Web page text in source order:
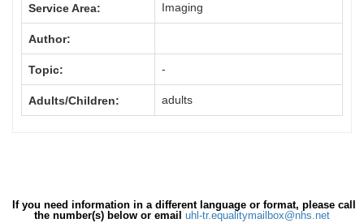
Service Area: Imaging
Author:
Topic: -
Adults/Children: adults
If you need information in a different language or format, please call
the number(s) below or email uhl-tr.equalitymailbox@nhs.net